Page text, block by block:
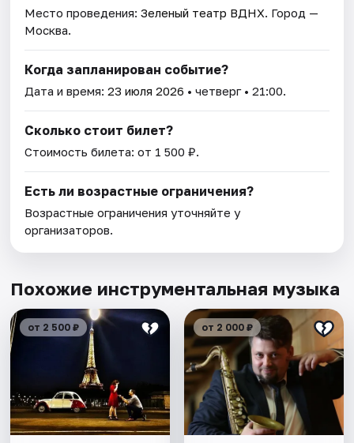
Место проведения:Зеленый театр ВДНХ. Город —
Москва.
Когда запланирован событие?
Дата и время:23 июля 2026 • четверг • 21:00.
Сколько стоит билет?
Стоимость билета: от 1 500 ₽.
Есть ли возрастные ограничения?
Возрастные ограничения уточняйте у
организаторов.
Похожие инструментальная музыка
от 2 500 ₽ от 2 000 ₽